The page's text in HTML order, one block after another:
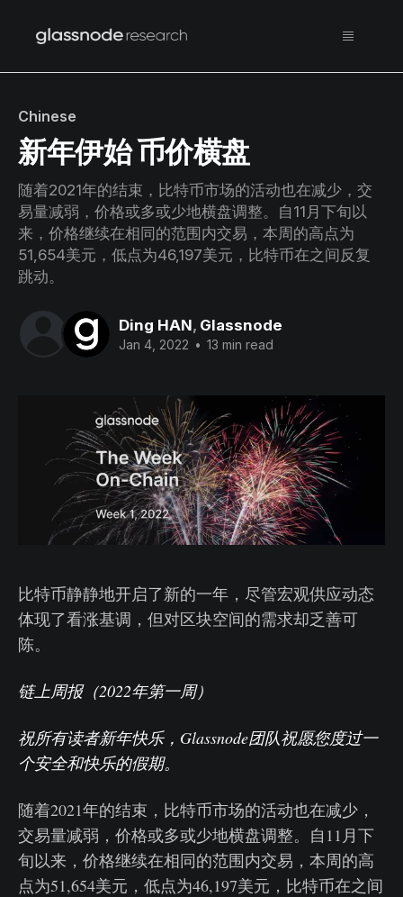
Chinese
新年伊始 币价横盘
随着2021年的结束，比特币市场的活动也在减少，交
易量减弱，价格或多或少地横盘调整。自11月下旬以
来，价格继续在相同的范围内交易，本周的高点为
51,654美元，低点为46,197美元，比特币在之间反复
跳动。
Ding HAN, Glassnode
Jan 4, 2022 • 13 min read
比特币静静地开启了新的一年，尽管宏观供应动态
体现了看涨基调，但对区块空间的需求却乏善可
陈。
链上周报（2022年第一周）
祝所有读者新年快乐，Glassnode团队祝愿您度过一
个安全和快乐的假期。
随着2021年的结束，比特币市场的活动也在减少，
交易量减弱，价格或多或少地横盘调整。自11月下
旬以来，价格继续在相同的范围内交易，本周的高
点为51,654美元，低点为46,197美元，比特币在之间